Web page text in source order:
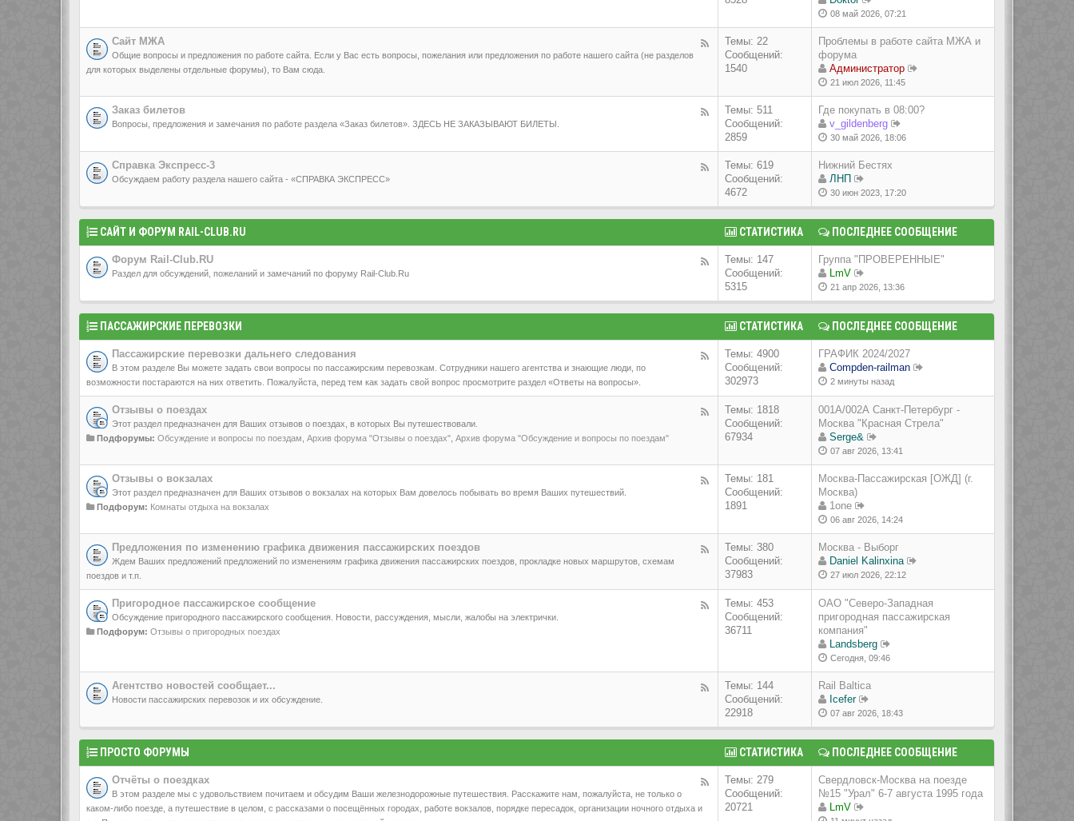
08 май 2026, 07:21
Сайт МЖА
Общие вопросы и предложения по работе сайта. Если у Вас есть вопросы, пожелания или предложения по работе нашего сайта (не разделов
для которых выделены отдельные форумы), то Вам сюда.
Темы: 22
Сообщений:
1540
Проблемы в работе сайта МЖА и
форума
Администратор
21 июл 2026, 11:45
Заказ билетов
Вопросы, предложения и замечания по работе раздела «Заказ билетов». ЗДЕСЬ НЕ ЗАКАЗЫВАЮТ БИЛЕТЫ.
Темы: 511
Сообщений:
2859
Где покупать в 08:00?
v_gildenberg
30 май 2026, 18:06
Справка Экспресс-3
Обсуждаем работу раздела нашего сайта - «СПРАВКА ЭКСПРЕСС»
Темы: 619
Сообщений:
4672
Нижний Бестях
ЛНП
30 июн 2023, 17:20
САЙТ И ФОРУМ RAIL-CLUB.RU СТАТИСТИКА ПОСЛЕДНЕЕ СООБЩЕНИЕ
Форум Rail-Club.RU
Раздел для обсуждений, пожеланий и замечаний по форуму Rail-Club.Ru
Темы: 147
Сообщений:
5315
Группа "ПРОВЕРЕННЫЕ"
LmV
21 апр 2026, 13:36
ПАССАЖИРСКИЕ ПЕРЕВОЗКИ СТАТИСТИКА ПОСЛЕДНЕЕ СООБЩЕНИЕ
Пассажирские перевозки дальнего следования
В этом разделе Вы можете задать свои вопросы по пассажирским перевозкам. Сотрудники нашего агентства и знающие люди, по
возможности постараются на них ответить. Пожалуйста, перед тем как задать свой вопрос просмотрите раздел «Ответы на вопросы».
Темы: 4900
Сообщений:
302973
ГРАФИК 2024/2027
Compden-railman
2 минуты назад
Отзывы о поездах
Этот раздел предназначен для Ваших отзывов о поездах, в которых Вы путешествовали.
Подфорумы: Обсуждение и вопросы по поездам Архив форума "Отзывы о поездах" Архив форума "Обсуждение и вопросы по поездам"
Темы: 1818
Сообщений:
67934
001А/002А Санкт-Петербург -
Москва "Красная Стрела"
Serge&
07 авг 2026, 13:41
Отзывы о вокзалах
Этот раздел предназначен для Ваших отзывов о вокзалах на которых Вам довелось побывать во время Ваших путешествий.
Подфорум: Комнаты отдыха на вокзалах
Темы: 181
Сообщений:
1891
Москва-Пассажирская [ОЖД] (г.
Москва)
1one
06 авг 2026, 14:24
Предложения по изменению графика движения пассажирских поездов
Ждем Ваших предложений предложений по изменениям графика движения пассажирских поездов, прокладке новых маршрутов, схемам
поездов и т.п.
Темы: 380
Сообщений:
37983
Москва - Выборг
Daniel Kalinxina
27 июл 2026, 22:12
Пригородное пассажирское сообщение
Обсуждение пригородного пассажирского сообщения. Новости, рассуждения, мысли, жалобы на электрички.
Подфорум: Отзывы о пригородных поездах
Темы: 453
Сообщений:
36711
ОАО "Северо-Западная
пригородная пассажирская
компания"
Landsberg
Сегодня, 09:46
Агентство новостей сообщает...
Новости пассажирских перевозок и их обсуждение.
Темы: 144
Сообщений:
22918
Rail Baltica
Icefer
07 авг 2026, 18:43
ПРОСТО ФОРУМЫ СТАТИСТИКА ПОСЛЕДНЕЕ СООБЩЕНИЕ
Отчёты о поездках
В этом разделе мы с удовольствием почитаем и обсудим Ваши железнодорожные путешествия. Расскажите нам, пожалуйста, не только о
каком-либо поезде, а путешествие в целом, с рассказами о посещённых городах, работе вокзалов, порядке пересадок, организации ночного отдыха и
Темы: 279
Сообщений:
20721
Свердловск-Москва на поезде
№15 "Урал" 6-7 августа 1995 года
LmV